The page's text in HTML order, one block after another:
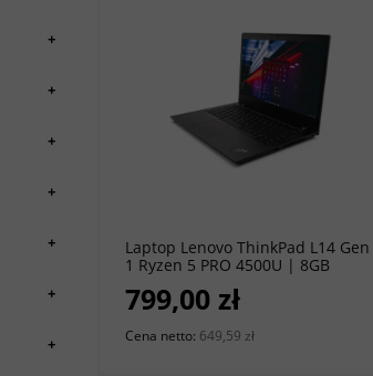
+
+
+
+
+
+
+
Laptop Lenovo ThinkPad L14 Gen
1 Ryzen 5 PRO 4500U | 8GB
Windows 11 Pro [A-]
799,00 zł
Cena netto: 649,59 zł